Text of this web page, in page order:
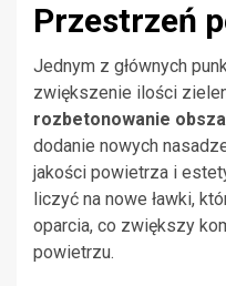
Przestrzeń
Jednym z głównych
zwiększenie ilości
rozbetonowanie
dodanie nowych
jakości powietrza i
liczyć na nowe ławki,
oparcia, co zwiększy
powietrzu.